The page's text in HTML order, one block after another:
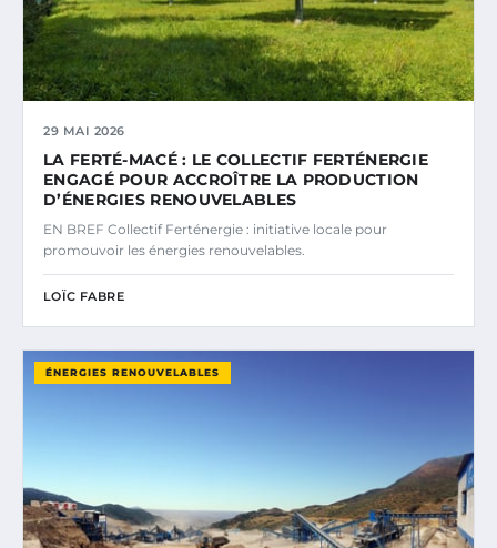
29 MAI 2026
LA FERTÉ-MACÉ : LE COLLECTIF FERTÉNERGIE
ENGAGÉ POUR ACCROÎTRE LA PRODUCTION
D’ÉNERGIES RENOUVELABLES
EN BREF Collectif Ferténergie : initiative locale pour
promouvoir les énergies renouvelables.
LOÏC FABRE
ÉNERGIES RENOUVELABLES